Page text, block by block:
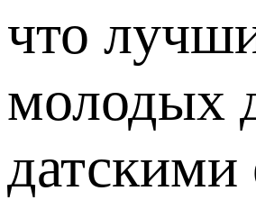
что
молодых